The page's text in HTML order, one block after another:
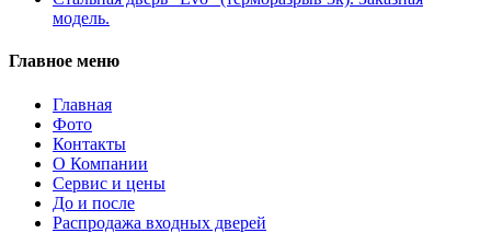
модель.
Главное меню
Главная
Фото
Контакты
О Компании
Сервис и цены
До и после
Распродажа входных дверей